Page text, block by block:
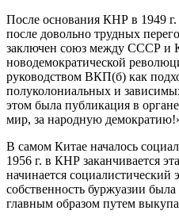
После основания КНР в 1949
после довольно трудных
заключен союз между СССР и
новодемократической
руководством ВКП(б) как
полуколониальных и
этом была публикация в
мир, за народную
В самом Китае началось
1956 г. в КНР заканчивается
начинается социалистический
собственность буржуазии
главным образом путем